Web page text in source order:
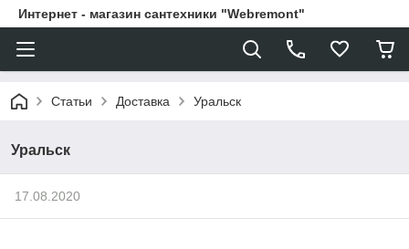
Интернет - магазин сантехники "Webremont"
Статьи Доставка Уральск
Уральск
17.08.2020